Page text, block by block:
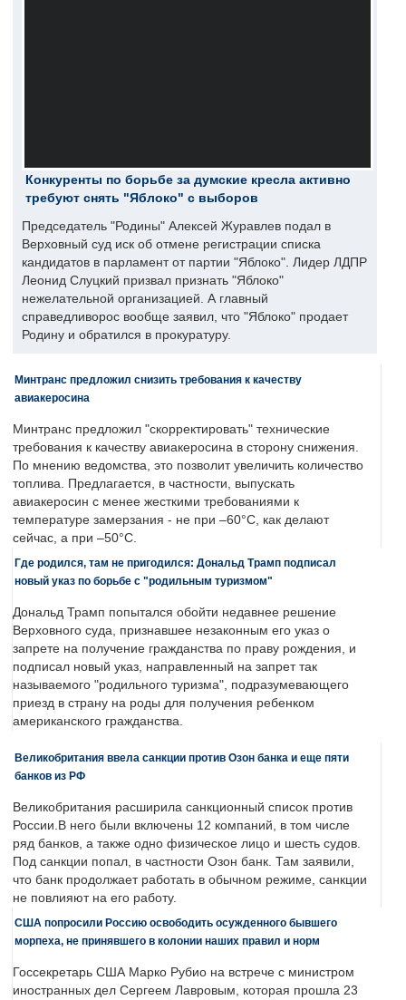
Конкуренты по борьбе за думские кресла активно
требуют снять "Яблоко" с выборов
Председатель "Родины" Алексей Журавлев подал в
Верховный суд иск об отмене регистрации списка
кандидатов в парламент от партии "Яблоко". Лидер ЛДПР
Леонид Слуцкий призвал признать "Яблоко"
нежелательной организацией. А главный
справедливорос вообще заявил, что "Яблоко" продает
Родину и обратился в прокуратуру.
Минтранс предложил снизить требования к качеству
авиакеросина
Минтранс предложил "скорректировать" технические
требования к качеству авиакеросина в сторону снижения.
По мнению ведомства, это позволит увеличить количество
топлива. Предлагается, в частности, выпускать
авиакеросин с менее жесткими требованиями к
температуре замерзания - не при –60°C, как делают
сейчас, а при –50°C.
Где родился, там не пригодился: Дональд Трамп подписал
новый указ по борьбе с "родильным туризмом"
Дональд Трамп попытался обойти недавнее решение
Верховного суда, признавшее незаконным его указ о
запрете на получение гражданства по праву рождения, и
подписал новый указ, направленный на запрет так
называемого "родильного туризма", подразумевающего
приезд в страну на роды для получения ребенком
американского гражданства.
Великобритания ввела санкции против Озон банка и еще пяти
банков из РФ
Великобритания расширила санкционный список против
России.В него были включены 12 компаний, в том числе
ряд банков, а также одно физическое лицо и шесть судов.
Под санкции попал, в частности Озон банк. Там заявили,
что банк продолжает работать в обычном режиме, санкции
не повлияют на его работу.
США попросили Россию освободить осужденного бывшего
морпеха, не принявшего в колонии наших правил и норм
Госсекретарь США Марко Рубио на встрече с министром
иностранных дел Сергеем Лавровым, которая прошла 23